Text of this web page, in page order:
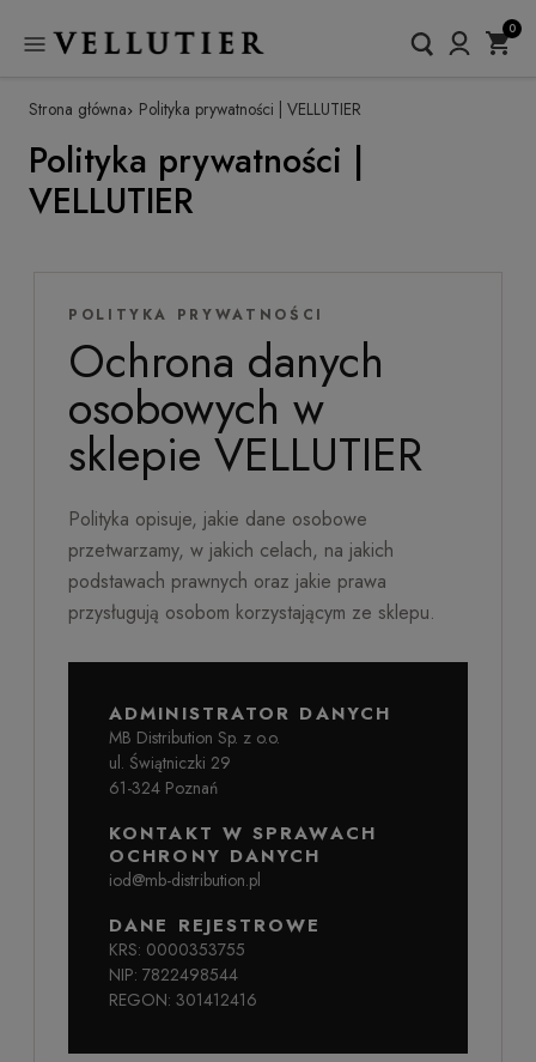
0
Strona główna Polityka prywatności | VELLUTIER
Polityka prywatności |
VELLUTIER
POLITYKA PRYWATNOŚCI
Ochrona danych
osobowych w
sklepie VELLUTIER
Polityka opisuje, jakie dane osobowe
przetwarzamy, w jakich celach, na jakich
podstawach prawnych oraz jakie prawa
przysługują osobom korzystającym ze sklepu.
ADMINISTRATOR DANYCH
MB Distribution Sp. z o.o.
ul. Świątniczki 29
61-324 Poznań
KONTAKT W SPRAWACH
OCHRONY DANYCH
iod@mb-distribution.pl
DANE REJESTROWE
KRS: 0000353755
NIP: 7822498544
REGON: 301412416